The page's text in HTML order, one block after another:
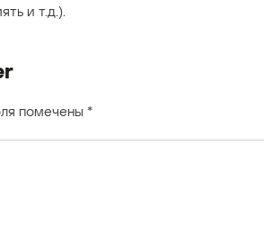
и т.д.).
помечены *